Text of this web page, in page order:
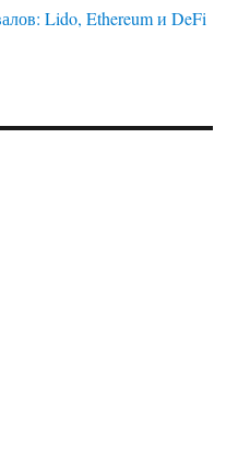
Lido, Ethereum и DeFi